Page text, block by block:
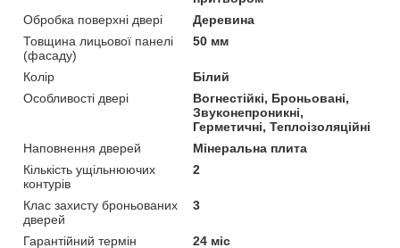
Обробка поверхні двері
Деревина
Товщина лицьової панелі
(фасаду)
50 мм
Колір
Білий
Особливості двері
Вогнестійкі, Броньовані,
Звуконепроникні,
Герметичні, Теплоізоляційні
Наповнення дверей
Мінеральна плита
Кількість ущільнюючих
контурів
2
Клас захисту броньованих
дверей
3
Гарантійний термін
24 міс